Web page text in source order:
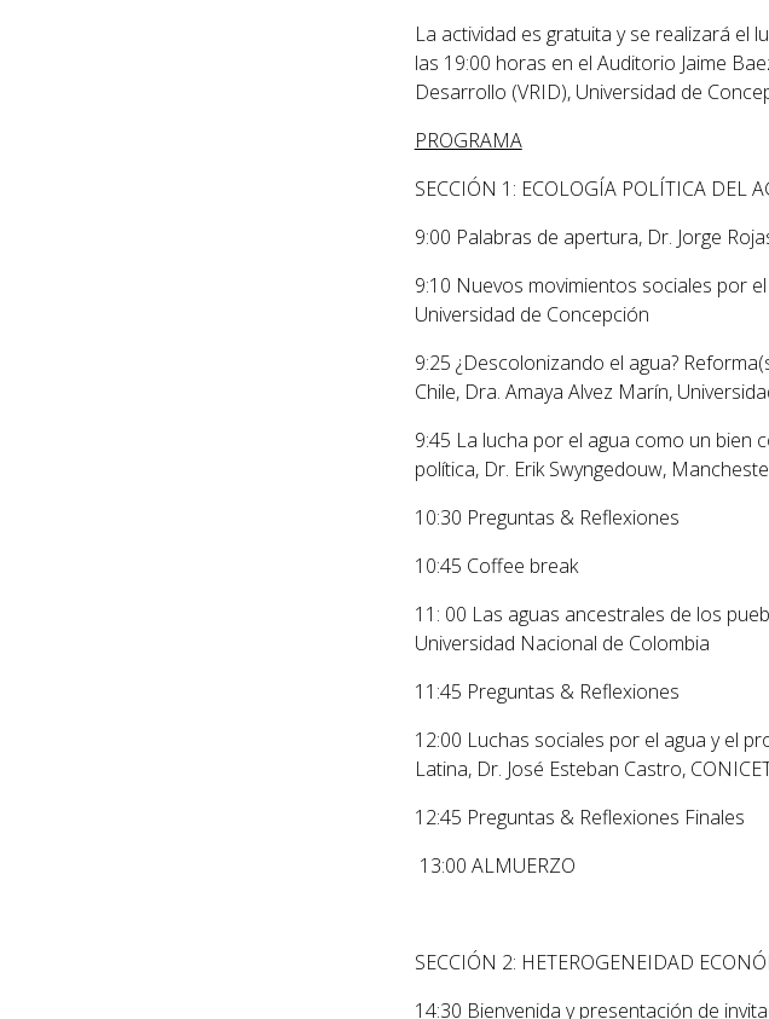
La actividad es gratuita y se realizará el
las 19:00 horas en el Auditorio Jaime
Desarrollo (VRID), Universidad de
PROGRAMA
SECCIÓN 1: ECOLOGÍA POLÍTICA DEL
9:00 Palabras de apertura, Dr. Jorge
9:10 Nuevos movimientos sociales por
Universidad de Concepción
9:25 ¿Descolonizando el agua?
Chile, Dra. Amaya Alvez Marín,
9:45 La lucha por el agua como un bien
política, Dr. Erik Swyngedouw,
10:30 Preguntas & Reflexiones
10:45 Coffee break
11: 00 Las aguas ancestrales de los
Universidad Nacional de Colombia
11:45 Preguntas & Reflexiones
12:00 Luchas sociales por el agua y el
Latina, Dr. José Esteban Castro,
12:45 Preguntas & Reflexiones Finales
13:00 ALMUERZO
SECCIÓN 2: HETEROGENEIDAD
14:30 Bienvenida y presentación de